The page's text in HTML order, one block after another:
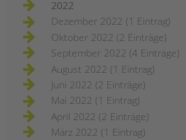
2022
Dezember 2022 (1 Eintrag)
Oktober 2022 (2 Einträge)
September 2022 (4 Einträge)
August 2022 (1 Eintrag)
Juni 2022 (2 Einträge)
Mai 2022 (1 Eintrag)
April 2022 (2 Einträge)
März 2022 (1 Eintrag)